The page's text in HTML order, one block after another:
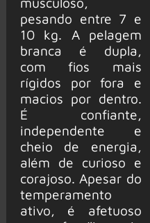
pesando entre 7 e
10 kg. A pelagem
branca é dupla,
com fios mais
rígidos por fora e
macios por dentro.
É confiante,
independente e
cheio de energia,
além de curioso e
corajoso. Apesar do
temperamento
ativo, é afetuoso